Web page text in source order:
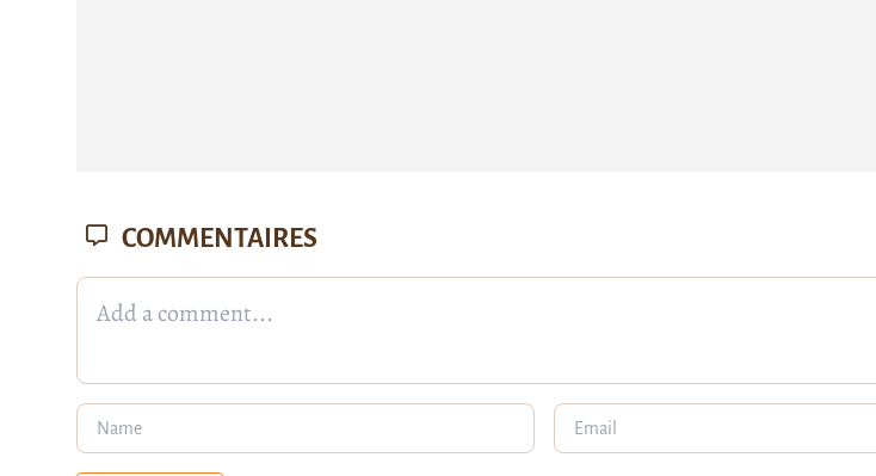
COMMENTAIRES